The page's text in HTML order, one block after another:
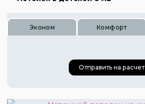
Эконом Комфорт
Цена 320 руб.
Отправить на расчет